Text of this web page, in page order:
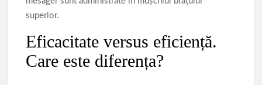
superior.
Eficacitate versus eficiență.
Care este diferența?